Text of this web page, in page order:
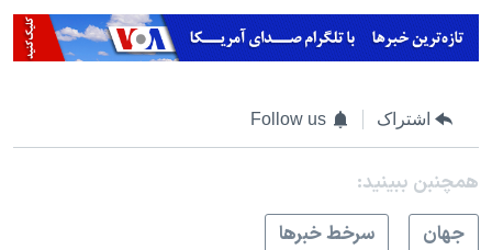
اشتراک Follow us
همچنبن ببینید:
جهان
سرخط خبرها